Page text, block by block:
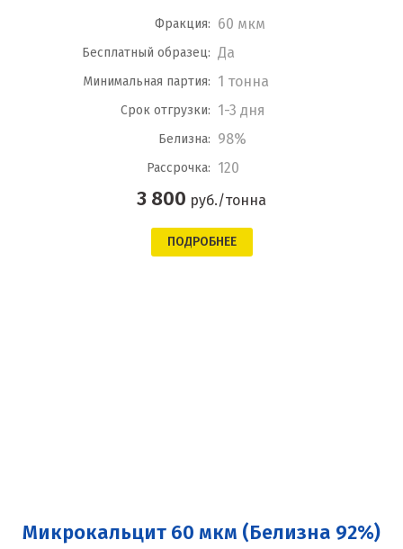
Фракция: 60 мкм
Бесплатный образец: Да
Минимальная партия: 1 тонна
Срок отгрузки: 1-3 дня
Белизна: 98%
Рассрочка: 120
3 800 руб./тонна
ПОДРОБНЕЕ
Микрокальцит 60 мкм (Белизна 92%)